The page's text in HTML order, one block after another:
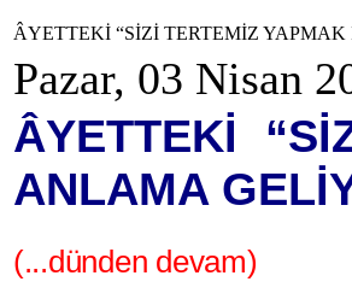
ÂYETTEKİ “SİZİ TERTEMİZ
Pazar, 03 Nisan
ÂYETTEKİ
ANLAMA
(...dünden devam)